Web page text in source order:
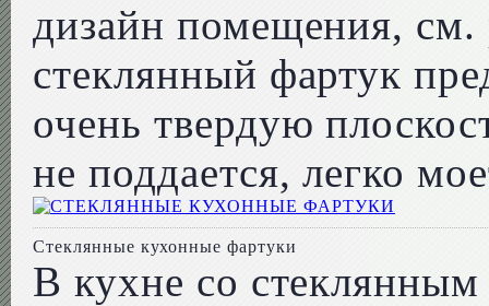
дизайн помещения, см.
стеклянный фартук
очень твердую
не поддается, легко
Стеклянные кухонные фартуки
В кухне со